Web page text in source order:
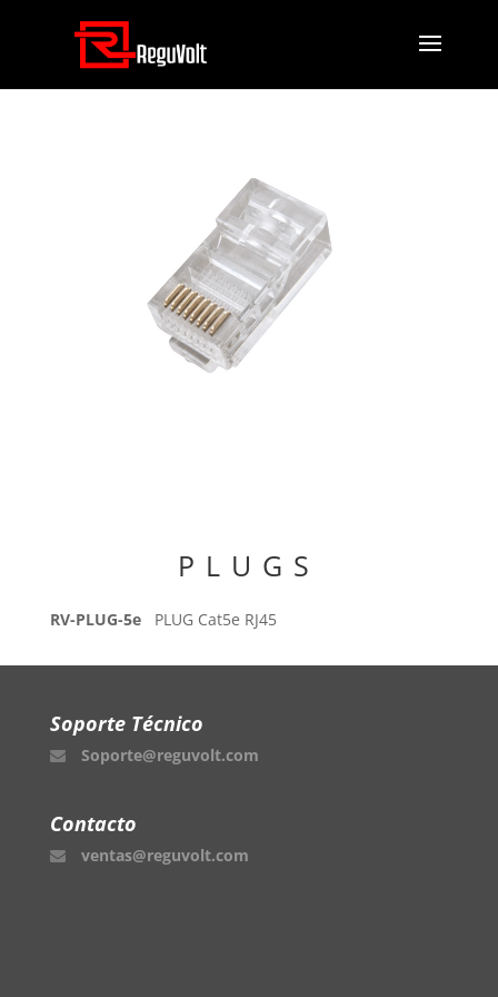
PLUGS
RV-PLUG-5e PLUG Cat5e RJ45
Soporte Técnico
Soporte@reguvolt.com
Contacto
ventas@reguvolt.com